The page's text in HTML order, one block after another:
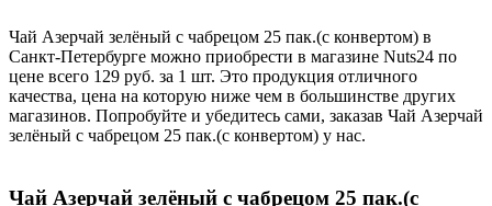
Чай Азерчай зелёный с чабрецом 25 пак.(с конвертом) в
Санкт-Петербурге можно приобрести в магазине Nuts24 по
цене всего 129 руб. за 1 шт. Это продукция отличного
качества, цена на которую ниже чем в большинстве других
магазинов. Попробуйте и убедитесь сами, заказав Чай Азерчай
зелёный с чабрецом 25 пак.(с конвертом) у нас.
Чай Азерчай зелёный с чабрецом 25 пак.(с